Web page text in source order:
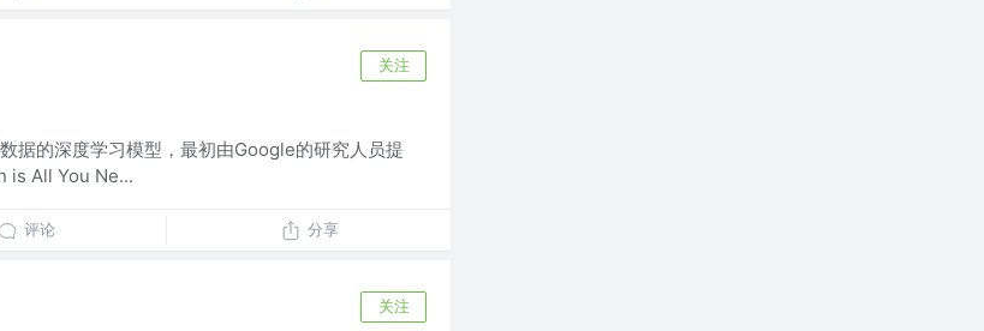
关注
据的深度学习模型，最初由Google的研究人员提
is All You Ne...
评论 分享
关注